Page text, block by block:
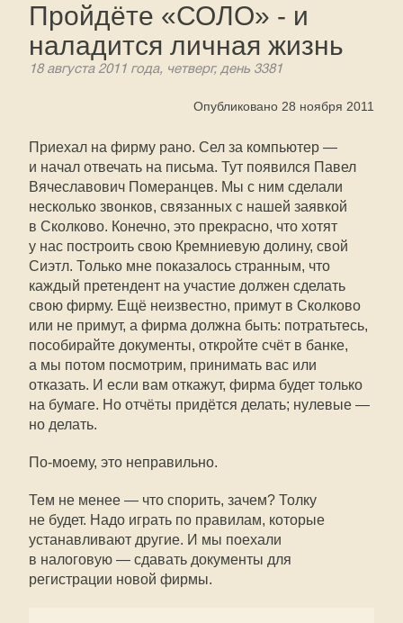
Пройдёте «СОЛО» - и
наладится личная жизнь
18 августа 2011 года, четверг, день 3381
Опубликовано 28 ноября 2011
Приехал на фирму рано. Сел за компьютер —
и начал отвечать на письма. Тут появился Павел
Вячеславович Померанцев. Мы с ним сделали
несколько звонков, связанных с нашей заявкой
в Сколково. Конечно, это прекрасно, что хотят
у нас построить свою Кремниевую долину, свой
Сиэтл. Только мне показалось странным, что
каждый претендент на участие должен сделать
свою фирму. Ещё неизвестно, примут в Сколково
или не примут, а фирма должна быть: потратьтесь,
пособирайте документы, откройте счёт в банке,
а мы потом посмотрим, принимать вас или
отказать. И если вам откажут, фирма будет только
на бумаге. Но отчёты придётся делать; нулевые —
но делать.
По-моему, это неправильно.
Тем не менее — что спорить, зачем? Толку
не будет. Надо играть по правилам, которые
устанавливают другие. И мы поехали
в налоговую — сдавать документы для
регистрации новой фирмы.